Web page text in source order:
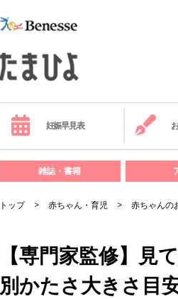
妊娠早見表
雑誌・書籍
トップ 赤ちゃん・育児 赤ちゃんの
【専門家監修】見
別かたさ大きさ目